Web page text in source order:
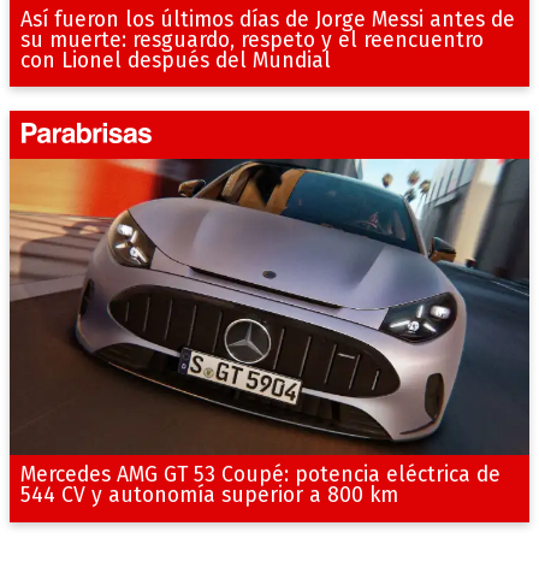
Así fueron los últimos días de Jorge Messi antes de
su muerte: resguardo, respeto y el reencuentro
con Lionel después del Mundial
Mercedes AMG GT 53 Coupé: potencia eléctrica de
544 CV y autonomía superior a 800 km